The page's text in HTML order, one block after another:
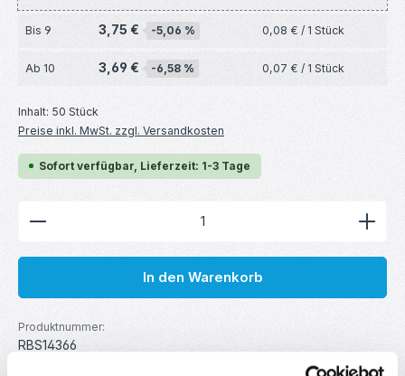
Bis 9 3,75 € -5,06 % 0,08 € / 1 Stück
Ab 10 3,69 € -6,58 % 0,07 € / 1 Stück
Inhalt: 50 Stück
Preise inkl. MwSt. zzgl. Versandkosten
Sofort verfügbar, Lieferzeit: 1-3 Tage
Produkt Anzahl: Gib den gewünschten Wert ein
In den Warenkorb
Produktnummer:
RBS14366